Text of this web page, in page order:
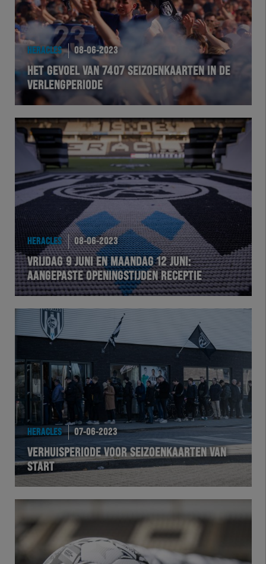
EXCHER
VOLHER
HERTEL
Natuurgras
Wedstrijd
Heracles
BusinessClub
Foundation
Herakids
Team Zwart Wit
Futsal
eSports
HERACLES 08-06-2023
HET GEVOEL VAN 7407 SEIZOENKAARTEN IN DE
VERLENGPERIODE
HERACLES 08-06-2023
VRIJDAG 9 JUNI EN MAANDAG 12 JUNI:
AANGEPASTE OPENINGSTIJDEN RECEPTIE
HERACLES 07-06-2023
VERHUISPERIODE VOOR SEIZOENKAARTEN VAN
START